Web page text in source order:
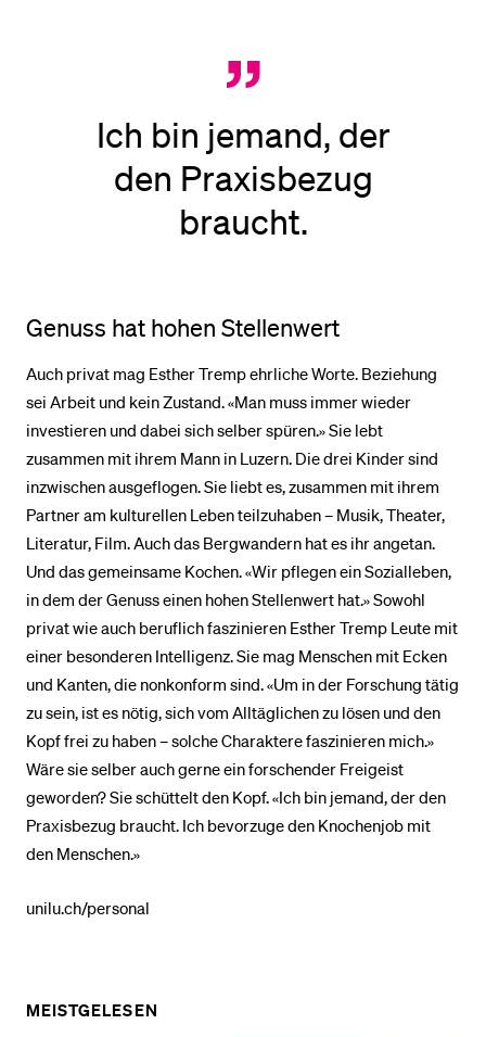
Ich bin jemand, der
den Praxisbezug
braucht.
Genuss hat hohen Stellenwert
Auch privat mag Esther Tremp ehrliche Worte. Beziehung
sei Arbeit und kein Zustand. «Man muss immer wieder
investieren und dabei sich selber spüren.» Sie lebt
zusammen mit ihrem Mann in Luzern. Die drei Kinder sind
inzwischen ausgeflogen. Sie liebt es, zusammen mit ihrem
Partner am kulturellen Leben teilzuhaben – Musik, Theater,
Literatur, Film. Auch das Bergwandern hat es ihr angetan.
Und das gemeinsame Kochen. «Wir pflegen ein Sozialleben,
in dem der Genuss einen hohen Stellenwert hat.» Sowohl
privat wie auch beruflich faszinieren Esther Tremp Leute mit
einer besonderen Intelligenz. Sie mag Menschen mit Ecken
und Kanten, die nonkonform sind. «Um in der Forschung tätig
zu sein, ist es nötig, sich vom Alltäglichen zu lösen und den
Kopf frei zu haben – solche Charaktere faszinieren mich.»
Wäre sie selber auch gerne ein forschender Freigeist
geworden? Sie schüttelt den Kopf. «Ich bin jemand, der den
Praxisbezug braucht. Ich bevorzuge den Knochenjob mit
den Menschen.»
unilu.ch/personal
MEISTGELESEN